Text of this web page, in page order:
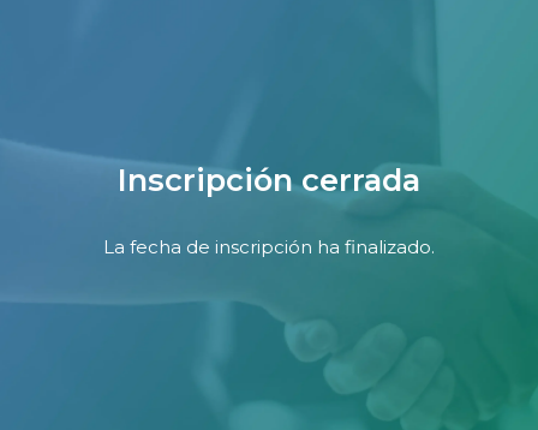
Inscripción cerrada
La fecha de inscripción ha finalizado.